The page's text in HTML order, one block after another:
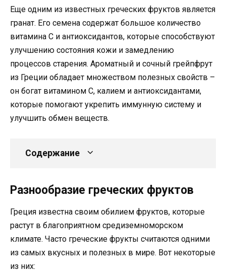
Еще одним из известных греческих фруктов является
гранат. Его семена содержат большое количество
витамина С и антиоксидантов, которые способствуют
улучшению состояния кожи и замедлению
процессов старения. Ароматный и сочный грейпфрут
из Греции обладает множеством полезных свойств –
он богат витамином C, калием и антиоксидантами,
которые помогают укрепить иммунную систему и
улучшить обмен веществ.
Содержание
Разнообразие греческих фруктов
Греция известна своим обилием фруктов, которые
растут в благоприятном средиземноморском
климате. Часто греческие фрукты считаются одними
из самых вкусных и полезных в мире. Вот некоторые
из них: